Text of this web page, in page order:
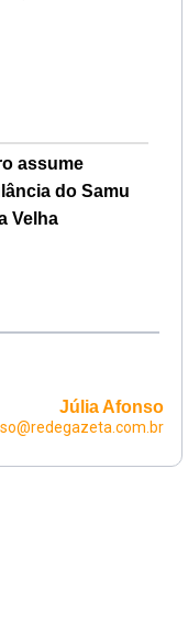
assume
do Samu
Velha
Júlia Afonso